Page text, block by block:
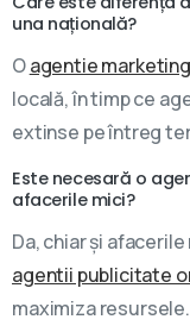
una națională?
Oagentie
locală, în timp ce
extinse pe întreg
Este necesară o
afacerile mici?
Da, chiar și
agentii publicitate
maximiza resursele.